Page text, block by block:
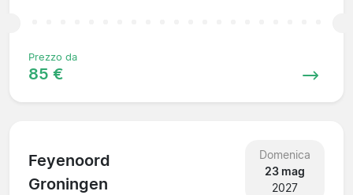
Prezzo da
85 €
Feyenoord
Groningen
Domenica
23 mag
2027